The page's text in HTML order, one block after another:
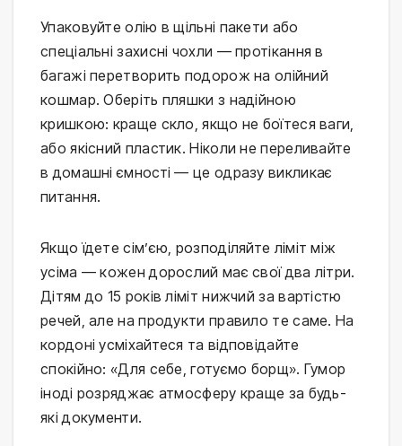
Упаковуйте олію в щільні пакети або
спеціальні захисні чохли — протікання в
багажі перетворить подорож на олійний
кошмар. Оберіть пляшки з надійною
кришкою: краще скло, якщо не боїтеся ваги,
або якісний пластик. Ніколи не переливайте
в домашні ємності — це одразу викликає
питання.
Якщо їдете сім’єю, розподіляйте ліміт між
усіма — кожен дорослий має свої два літри.
Дітям до 15 років ліміт нижчий за вартістю
речей, але на продукти правило те саме. На
кордоні усміхайтеся та відповідайте
спокійно: «Для себе, готуємо борщ». Гумор
іноді розряджає атмосферу краще за будь-
які документи.